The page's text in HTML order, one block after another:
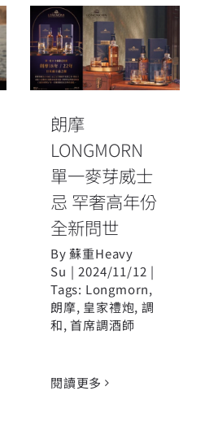
朗摩
LONGMORN
單一麥芽威士
忌 罕奢高年份
全新問世
朗摩
LONGMORN
單一麥芽威士
忌 罕奢高年份
全新問世
By蘇重Heavy
Su | 2024/11/12 |
Tags: Longmorn,
朗摩, 皇家禮炮,調
和, 首席調酒師
閱讀更多